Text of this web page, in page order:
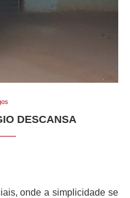
DESCANSA
onde a simplicidade se